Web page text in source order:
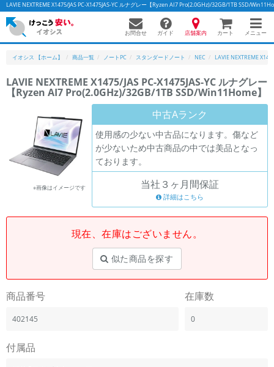
LAVIE NEXTREME X1475/JAS PC-X1475JAS-YC ルナグレー【Ryzen AI7 Pro(2.0GHz)/32GB/1TB SSD/
お問合せ ガイド 店舗案内 カート メニュー
イオシス 【ホーム】 商品一覧 ノートPC スタンダードノート NEC LAVIE NEXTREME
LAVIE NEXTREME X1475/JAS PC-X1475JAS-YC ルナグレー
【Ryzen AI7 Pro(2.0GHz)/32GB/1TB SSD/Win11Home】
※画像はイメージです
中古Aランク
使用感の少ない中古品になります。傷など
が少ないため中古商品の中では美品となっ
ております。
当社３ヶ月間保証
詳細はこちら
現在、在庫はございません。
似た商品を探す
商品番号
402145
在庫数
0
付属品